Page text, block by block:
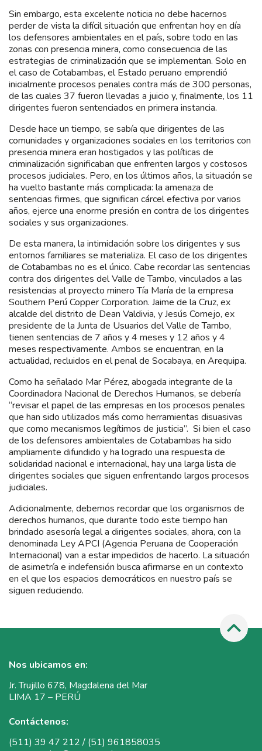
Sin embargo, esta excelente noticia no debe hacernos
perder de vista la difícil situación que enfrentan hoy en día
los defensores ambientales en el país, sobre todo en las
zonas con presencia minera, como consecuencia de las
estrategias de criminalización que se implementan. Solo en
el caso de Cotabambas, el Estado peruano emprendió
inicialmente procesos penales contra más de 300 personas,
de las cuales 37 fueron llevadas a juicio y, finalmente, los 11
dirigentes fueron sentenciados en primera instancia.
Desde hace un tiempo, se sabía que dirigentes de las
comunidades y organizaciones sociales en los territorios con
presencia minera eran hostigados y las políticas de
criminalización significaban que enfrenten largos y costosos
procesos judiciales. Pero, en los últimos años, la situación se
ha vuelto bastante más complicada: la amenaza de
sentencias firmes, que significan cárcel efectiva por varios
años, ejerce una enorme presión en contra de los dirigentes
sociales y sus organizaciones.
De esta manera, la intimidación sobre los dirigentes y sus
entornos familiares se materializa. El caso de los dirigentes
de Cotabambas no es el único. Cabe recordar las sentencias
contra dos dirigentes del Valle de Tambo, vinculados a las
resistencias al proyecto minero Tía María de la empresa
Southern Perú Copper Corporation. Jaime de la Cruz, ex
alcalde del distrito de Dean Valdivia, y Jesús Cornejo, ex
presidente de la Junta de Usuarios del Valle de Tambo,
tienen sentencias de 7 años y 4 meses y 12 años y 4
meses respectivamente. Ambos se encuentran, en la
actualidad, recluidos en el penal de Socabaya, en Arequipa.
Como ha señalado Mar Pérez, abogada integrante de la
Coordinadora Nacional de Derechos Humanos, se debería
“revisar el papel de las empresas en los procesos penales
que han sido utilizados más como herramientas disuasivas
que como mecanismos legítimos de justicia”. Si bien el caso
de los defensores ambientales de Cotabambas ha sido
ampliamente difundido y ha logrado una respuesta de
solidaridad nacional e internacional, hay una larga lista de
dirigentes sociales que siguen enfrentando largos procesos
judiciales.
Adicionalmente, debemos recordar que los organismos de
derechos humanos, que durante todo este tiempo han
brindado asesoría legal a dirigentes sociales, ahora, con la
denominada Ley APCI (Agencia Peruana de Cooperación
Internacional) van a estar impedidos de hacerlo. La situación
de asimetría e indefensión busca afirmarse en un contexto
en el que los espacios democráticos en nuestro país se
siguen reduciendo.
Nos ubicamos en:
Jr. Trujillo 678, Magdalena del Mar
LIMA 17 – PERÚ
Contáctenos:
(511) 39 47 212 / (51) 961858035